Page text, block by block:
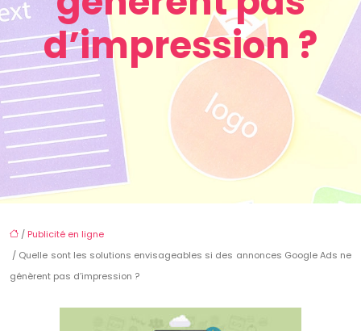
d’impression ?
/ Publicité en ligne
/ Quelle sont les solutions envisageables si des annonces Google Ads ne
génèrent pas d’impression ?